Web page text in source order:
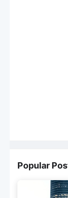
Popular